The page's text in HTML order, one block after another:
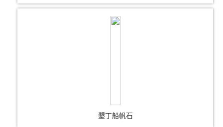
墾丁船帆石